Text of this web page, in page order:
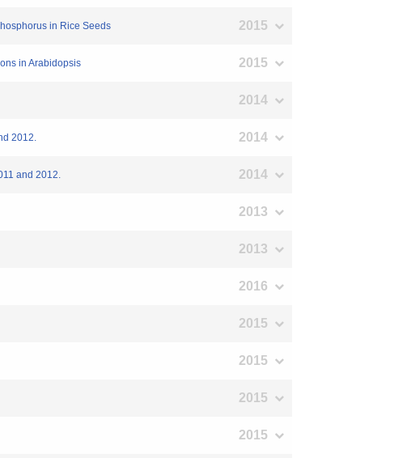
in Rice Seeds 2015
in Arabidopsis 2015
2014
2012. 2014
and 2012. 2014
2013
2013
2016
2015
2015
2015
2015